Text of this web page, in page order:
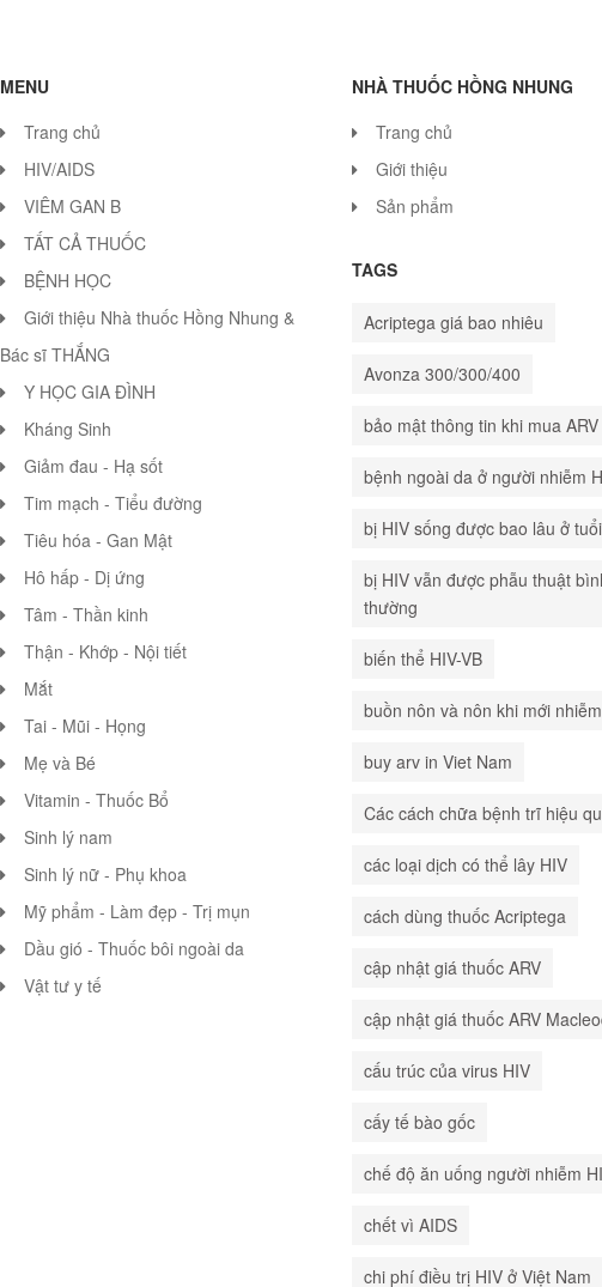
MENU
Trang chủ
HIV/AIDS
VIÊM GAN B
TẤT CẢ THUỐC
BỆNH HỌC
Giới thiệu Nhà thuốc Hồng Nhung &
Bác sĩ THẮNG
Y HỌC GIA ĐÌNH
Kháng Sinh
Giảm đau - Hạ sốt
Tim mạch - Tiểu đường
Tiêu hóa - Gan Mật
Hô hấp - Dị ứng
Tâm - Thần kinh
Thận - Khớp - Nội tiết
Mắt
Tai - Mũi - Họng
Mẹ và Bé
Vitamin - Thuốc Bổ
Sinh lý nam
Sinh lý nữ - Phụ khoa
Mỹ phẩm - Làm đẹp - Trị mụn
Dầu gió - Thuốc bôi ngoài da
Vật tư y tế
NHÀ THUỐC HỒNG NHUNG
Trang chủ
Giới thiệu
Sản phẩm
TAGS
Acriptega giá bao nhiêu
Avonza 300/300/400
bảo mật thông tin khi mua ARV
bệnh ngoài da ở người nhiễm
bị HIV sống được bao lâu ở
bị HIV vẫn được phẫu thuật
thường
biến thể HIV-VB
buồn nôn và nôn khi mới
buy arv in Viet Nam
Các cách chữa bệnh trĩ hiệu
các loại dịch có thể lây HIV
cách dùng thuốc Acriptega
cập nhật giá thuốc ARV
cập nhật giá thuốc ARV
cấu trúc của virus HIV
cấy tế bào gốc
chế độ ăn uống người nhiễm
chết vì AIDS
chi phí điều trị HIV ở Việt Nam